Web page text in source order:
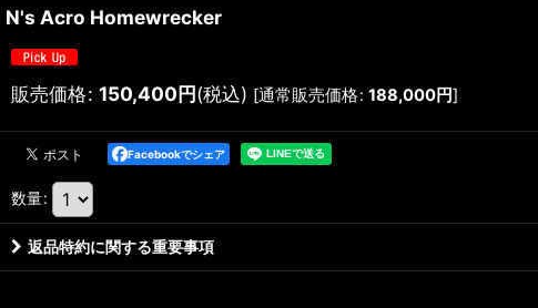
N's Acro Homewrecker
販売価格: 150,400円(税込) [通常販売価格: 188,000円]
Facebookでシェア
数量:
返品特約に関する重要事項